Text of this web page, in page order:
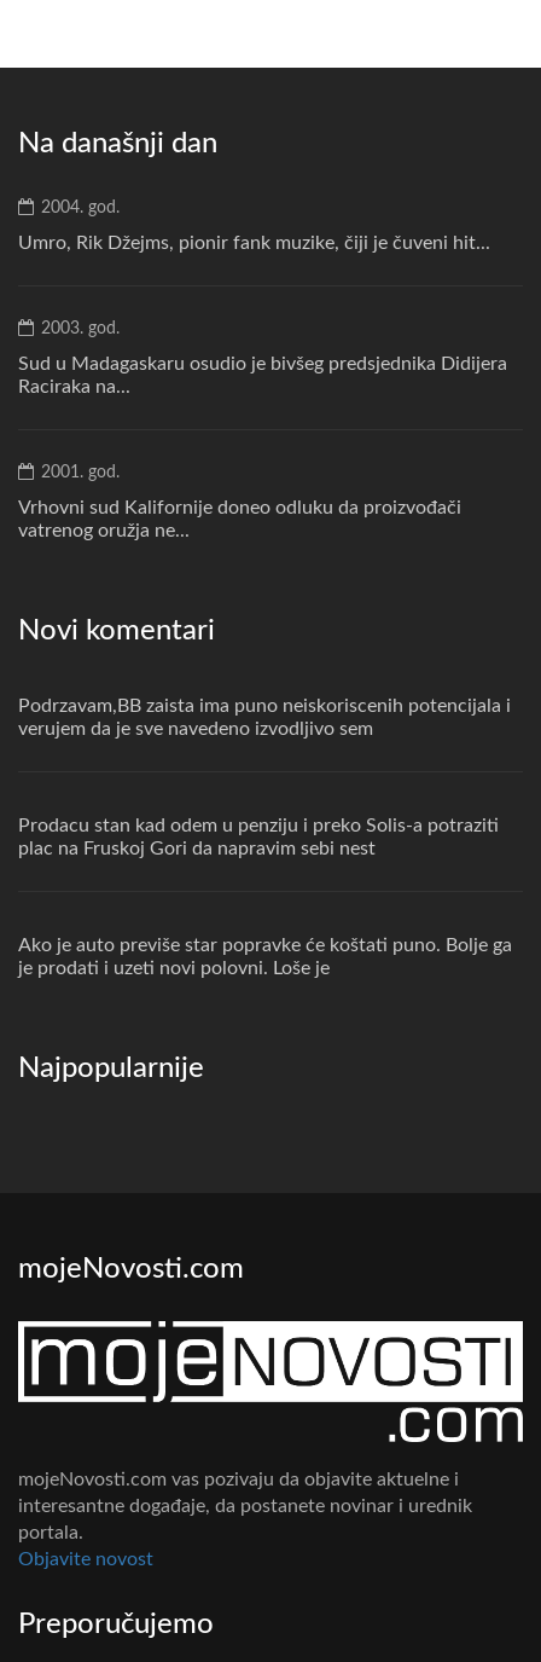
Na današnji dan
2004. god.
Umro, Rik Džejms, pionir fank muzike, čiji je čuveni hit...
2003. god.
Sud u Madagaskaru osudio je bivšeg predsjednika Didijera
Raciraka na...
2001. god.
Vrhovni sud Kalifornije doneo odluku da proizvođači
vatrenog oružja ne...
Novi komentari
Podrzavam,BB zaista ima puno neiskoriscenih potencijala i
verujem da je sve navedeno izvodljivo sem
Prodacu stan kad odem u penziju i preko Solis-a potraziti
plac na Fruskoj Gori da napravim sebi nest
Ako je auto previše star popravke će koštati puno. Bolje ga
je prodati i uzeti novi polovni. Loše je
Najpopularnije
mojeNovosti.com
mojeNovosti.com vas pozivaju da objavite aktuelne i
interesantne događaje, da postanete novinar i urednik
portala.
Objavite novost
Preporučujemo